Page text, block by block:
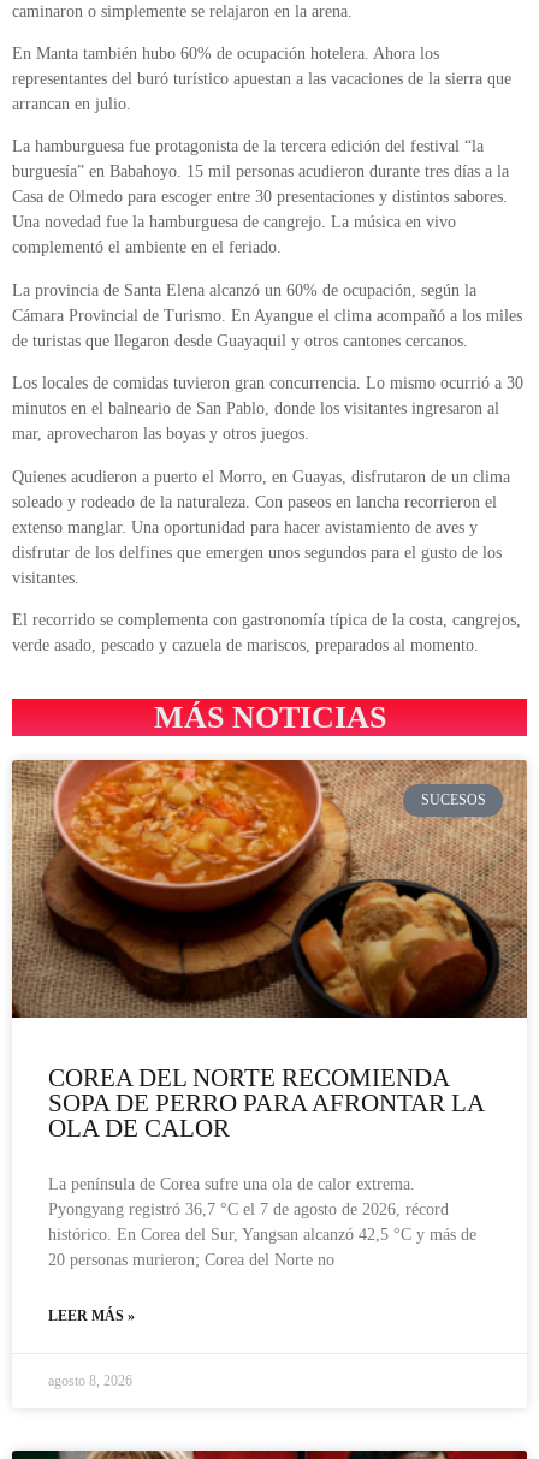
caminaron o simplemente se relajaron en la arena.
En Manta también hubo 60% de ocupación hotelera. Ahora los
representantes del buró turístico apuestan a las vacaciones de la sierra que
arrancan en julio.
La hamburguesa fue protagonista de la tercera edición del festival “la
burguesía” en Babahoyo. 15 mil personas acudieron durante tres días a la
Casa de Olmedo para escoger entre 30 presentaciones y distintos sabores.
Una novedad fue la hamburguesa de cangrejo. La música en vivo
complementó el ambiente en el feriado.
La provincia de Santa Elena alcanzó un 60% de ocupación, según la
Cámara Provincial de Turismo. En Ayangue el clima acompañó a los miles
de turistas que llegaron desde Guayaquil y otros cantones cercanos.
Los locales de comidas tuvieron gran concurrencia. Lo mismo ocurrió a 30
minutos en el balneario de San Pablo, donde los visitantes ingresaron al
mar, aprovecharon las boyas y otros juegos.
Quienes acudieron a puerto el Morro, en Guayas, disfrutaron de un clima
soleado y rodeado de la naturaleza. Con paseos en lancha recorrieron el
extenso manglar. Una oportunidad para hacer avistamiento de aves y
disfrutar de los delfines que emergen unos segundos para el gusto de los
visitantes.
El recorrido se complementa con gastronomía típica de la costa, cangrejos,
verde asado, pescado y cazuela de mariscos, preparados al momento.
MÁS NOTICIAS
SUCESOS
COREA DEL NORTE RECOMIENDA
SOPA DE PERRO PARA AFRONTAR LA
OLA DE CALOR
La península de Corea sufre una ola de calor extrema.
Pyongyang registró 36,7 °C el 7 de agosto de 2026, récord
histórico. En Corea del Sur, Yangsan alcanzó 42,5 °C y más de
20 personas murieron; Corea del Norte no
LEER MÁS »
agosto 8, 2026